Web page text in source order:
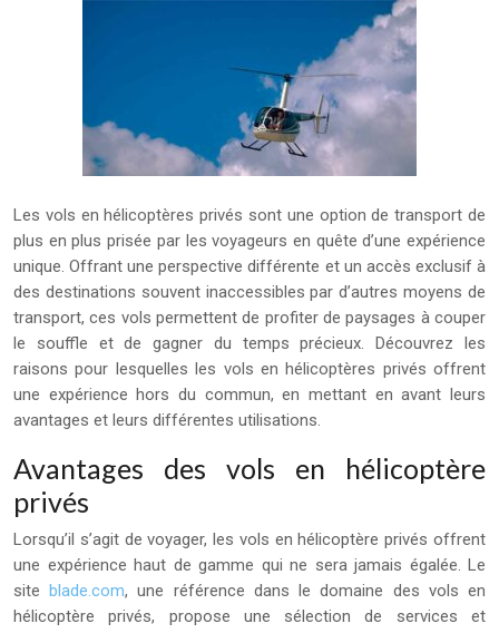
Les vols en hélicoptères privés sont une option de transport de
plus en plus prisée par les voyageurs en quête d’une expérience
unique. Offrant une perspective différente et un accès exclusif à
des destinations souvent inaccessibles par d’autres moyens de
transport, ces vols permettent de profiter de paysages à couper
le souffle et de gagner du temps précieux. Découvrez les
raisons pour lesquelles les vols en hélicoptères privés offrent
une expérience hors du commun, en mettant en avant leurs
avantages et leurs différentes utilisations.
Avantages des vols en hélicoptère
privés
Lorsqu’il s’agit de voyager, les vols en hélicoptère privés offrent
une expérience haut de gamme qui ne sera jamais égalée. Le
siteblade.com, une référence dans le domaine des vols en
hélicoptère privés, propose une sélection de services et